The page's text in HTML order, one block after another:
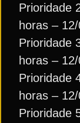
Prioridade
horas –
Prioridade
horas –
Prioridade
horas –
Prioridade